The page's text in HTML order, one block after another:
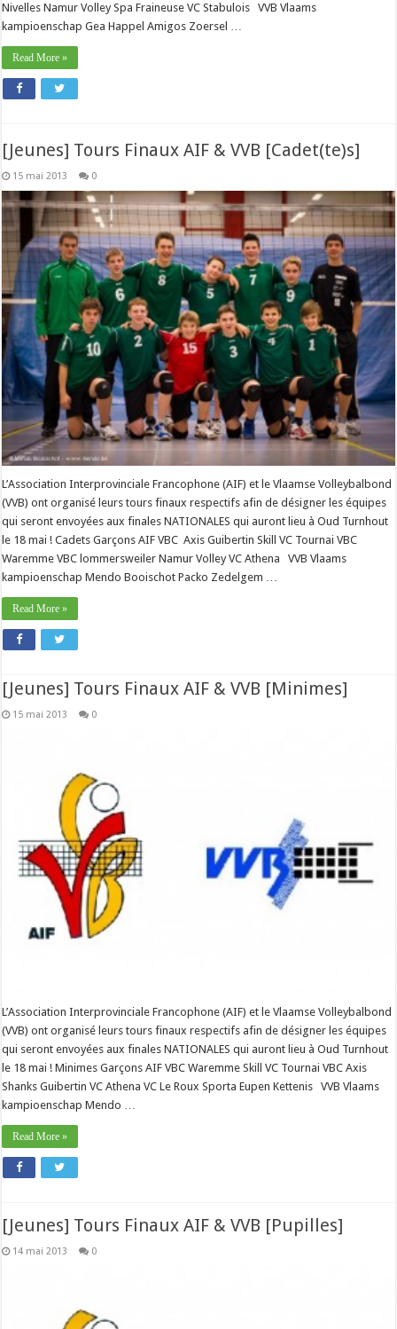
Nivelles Namur Volley Spa Fraineuse VC Stabulois VVB Vlaams
kampioenschap Gea Happel Amigos Zoersel …
Read More »
[Jeunes] Tours Finaux AIF & VVB [Cadet(te)s]
15 mai 2013 0
L’Association Interprovinciale Francophone (AIF) et le Vlaamse Volleybalbond
(VVB) ont organisé leurs tours finaux respectifs afin de désigner les équipes
qui seront envoyées aux finales NATIONALES qui auront lieu à Oud Turnhout
le 18 mai ! Cadets Garçons AIF VBC Axis Guibertin Skill VC Tournai VBC
Waremme VBC lommersweiler Namur Volley VC Athena VVB Vlaams
kampioenschap Mendo Booischot Packo Zedelgem …
Read More »
[Jeunes] Tours Finaux AIF & VVB [Minimes]
15 mai 2013 0
L’Association Interprovinciale Francophone (AIF) et le Vlaamse Volleybalbond
(VVB) ont organisé leurs tours finaux respectifs afin de désigner les équipes
qui seront envoyées aux finales NATIONALES qui auront lieu à Oud Turnhout
le 18 mai ! Minimes Garçons AIF VBC Waremme Skill VC Tournai VBC Axis
Shanks Guibertin VC Athena VC Le Roux Sporta Eupen Kettenis VVB Vlaams
kampioenschap Mendo …
Read More »
[Jeunes] Tours Finaux AIF & VVB [Pupilles]
14 mai 2013 0